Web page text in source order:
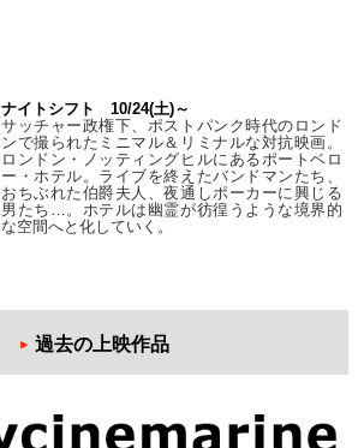
ナイトシフト 10/24(土)～
サッチャー政権下、ポストパンク時代のロンド
ンで撮られたミニマル＆リミナルな対抗映画。
ロンドン・ノッティングヒルにあるポートベロ
ー・ホテル。ライブを終えたバンドマンたち、
おちぶれた伯爵夫人、夜通しポーカーに興じる
男たち…。ホテルは幽霊が彷徨うような境界的
な空間へと化していく。
過去の上映作品